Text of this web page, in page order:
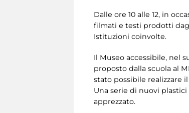
Dalle ore 10 alle 12, in
filmati e testi prodotti
Istituzioni coinvolte.
Il Museo accessibile, nel
proposto dalla scuola al
stato possibile realizzare
Una serie di nuovi
apprezzato.